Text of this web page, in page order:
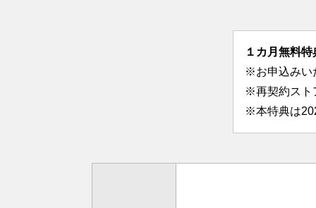
１カ月無料特
※お申込みい
※再契約スト
※本特典は